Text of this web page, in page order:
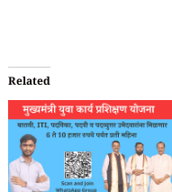
Related